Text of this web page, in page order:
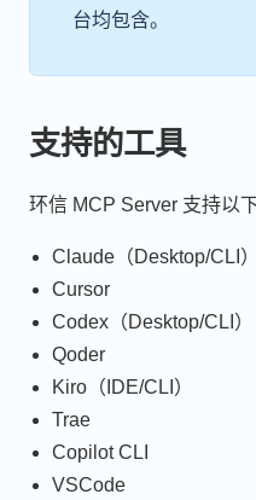
台均包含。
支持的工具
环信 MCP Server 支持以
Claude（Desktop/CLI）
Cursor
Codex（Desktop/CLI）
Qoder
Kiro（IDE/CLI）
Trae
Copilot CLI
VSCode